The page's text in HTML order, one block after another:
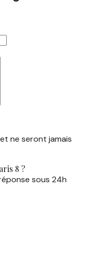
ne seront jamais
8 ?
sous 24h